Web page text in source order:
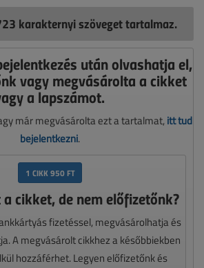
karakternyi szöveget tartalmaz.
után olvashatja el,
vagy megvásárolta a cikket
a lapszámot.
már megvásárolta ezt a tartalmat, itt tud
bejelentkezni.
1 CIKK 950 FT
cikket, de nem előfizetőnk?
fizetéssel, megvásárolhatja és
A megvásárolt cikkhez a későbbiekben
hozzáférhet. Legyen előfizetőnk és